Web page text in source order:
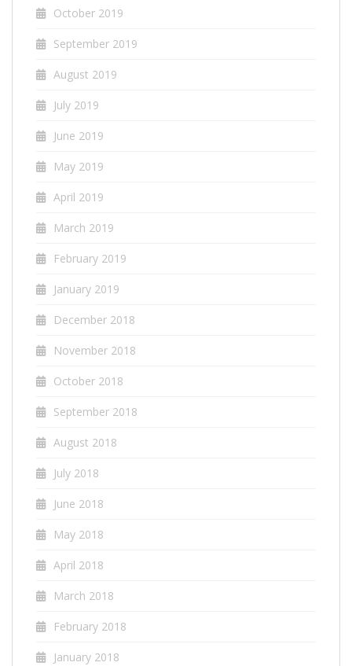
October 2019
September 2019
August 2019
July 2019
June 2019
May 2019
April 2019
March 2019
February 2019
January 2019
December 2018
November 2018
October 2018
September 2018
August 2018
July 2018
June 2018
May 2018
April 2018
March 2018
February 2018
January 2018